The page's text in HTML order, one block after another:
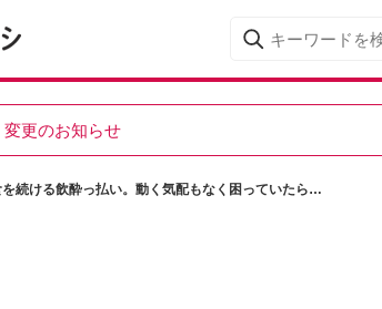
更のお知らせ
続ける飲酔っ払い。動く気配もなく困っていたら…